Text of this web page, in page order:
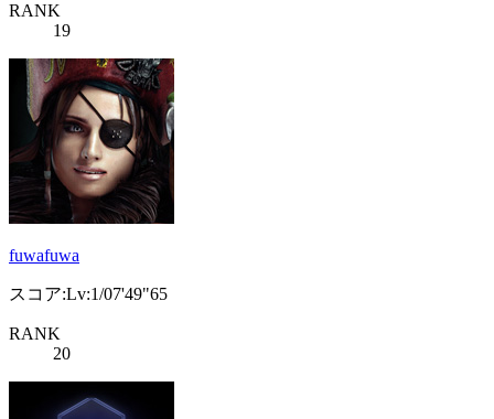
RANK
19
fuwafuwa
スコア:Lv:1/07'49"65
RANK
20